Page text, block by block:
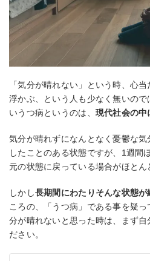
「気分が晴れない」という時、心
浮かぶ、という人も少なく無いの
いうつ病というのは、 現代社会の中
気分が晴れずになんとなく憂鬱な
したことのある状態ですが、1週間
元の状態に戻っている場合がほとん
しかし長期間にわたりそんな状態が
ころの、「うつ病」である事を疑
分が晴れないと思った時は、まず自
ださい。